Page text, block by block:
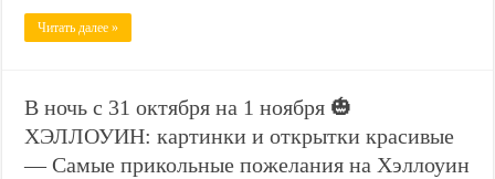
Читать далее »
В ночь с 31 октября на 1 ноября 🎃
ХЭЛЛОУИН: картинки и открытки красивые
— Самые прикольные пожелания на Хэллоуин